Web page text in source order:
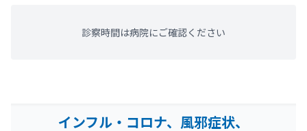
診察時間は病院にご確認ください
インフル・コロナ、風邪症状、